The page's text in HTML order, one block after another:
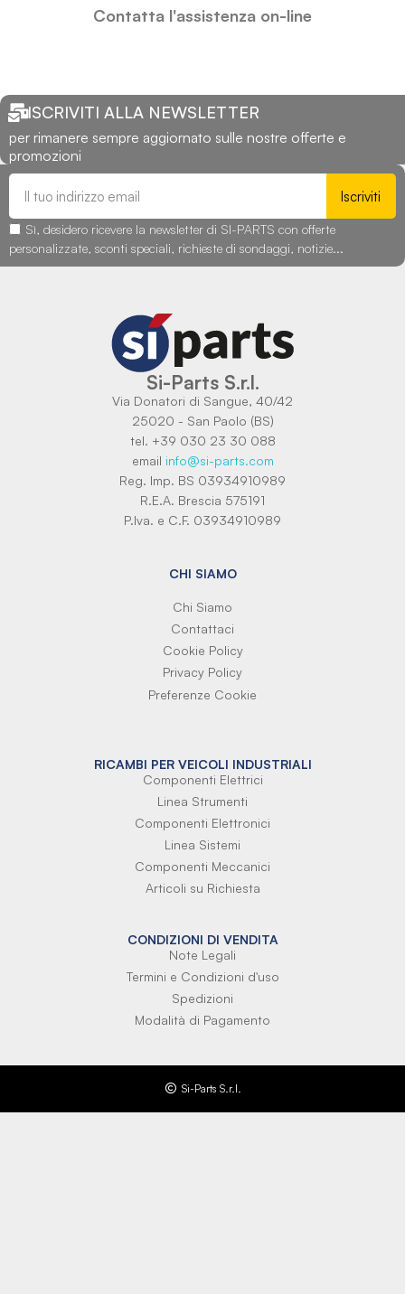
Contatta l'assistenza on-line
ISCRIVITI ALLA NEWSLETTER
per rimanere sempre aggiornato sulle nostre offerte e
promozioni
Iscriviti
Sì, desidero ricevere la newsletter di SI-PARTS con offerte
personalizzate, sconti speciali, richieste di sondaggi, notizie...
Si-Parts S.r.l.
Via Donatori di Sangue, 40/42
25020 - San Paolo (BS)
tel. +39 030 23 30 088
email info@si-parts.com
Reg. Imp. BS 03934910989
R.E.A. Brescia 575191
P.Iva. e C.F. 03934910989
CHI SIAMO
Chi Siamo
Contattaci
Cookie Policy
Privacy Policy
Preferenze Cookie
RICAMBI PER VEICOLI INDUSTRIALI
Componenti Elettrici
Linea Strumenti
Componenti Elettronici
Linea Sistemi
Componenti Meccanici
Articoli su Richiesta
CONDIZIONI DI VENDITA
Note Legali
Termini e Condizioni d'uso
Spedizioni
Modalità di Pagamento
Si-Parts S.r.l.